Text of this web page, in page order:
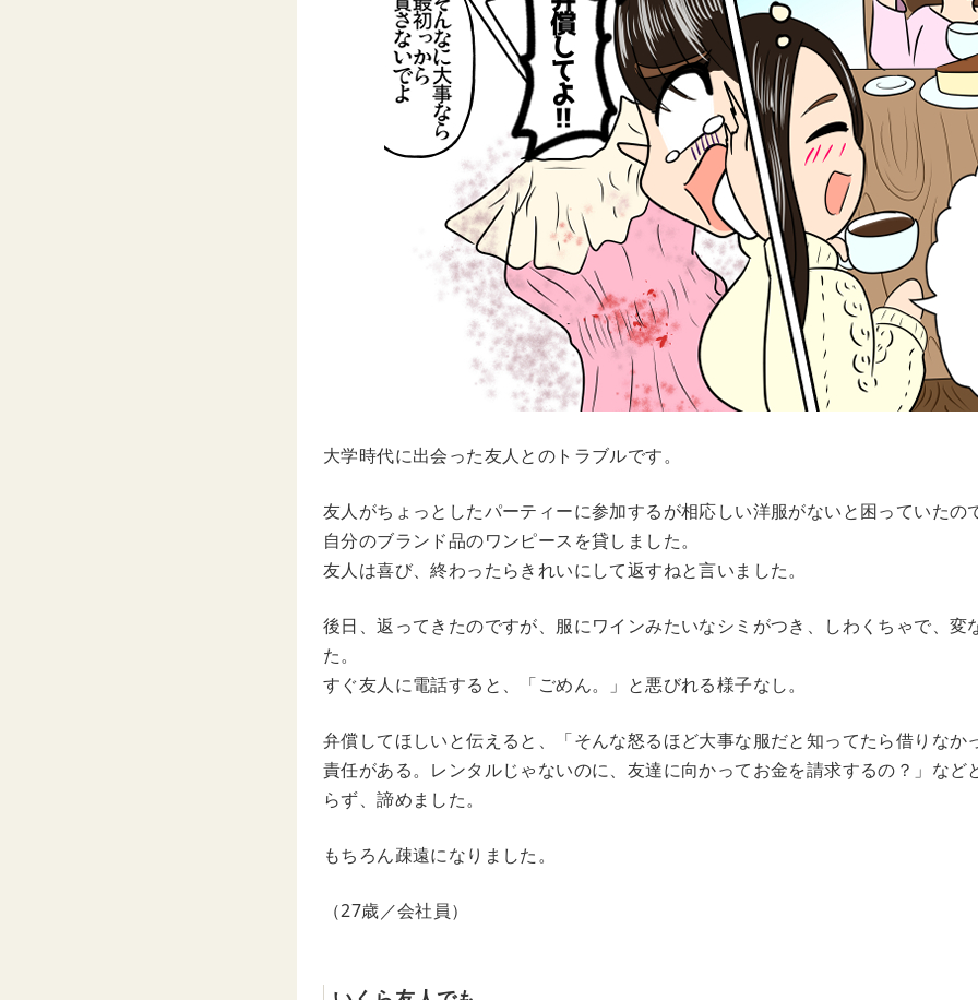
大学時代に出会った友人とのトラブルです。
友人がちょっとしたパーティーに参加するが相応しい洋服がないと困っていたの
自分のブランド品のワンピースを貸しました。
友人は喜び、終わったらきれいにして返すねと言いました。
後日、返ってきたのですが、服にワインみたいなシミがつき、しわくちゃで、変
た。
すぐ友人に電話すると、「ごめん。」と悪びれる様子なし。
弁償してほしいと伝えると、「そんな怒るほど大事な服だと知ってたら借りなか
責任がある。レンタルじゃないのに、友達に向かってお金を請求するの？」など
らず、諦めました。
もちろん疎遠になりました。
（27歳／会社員）